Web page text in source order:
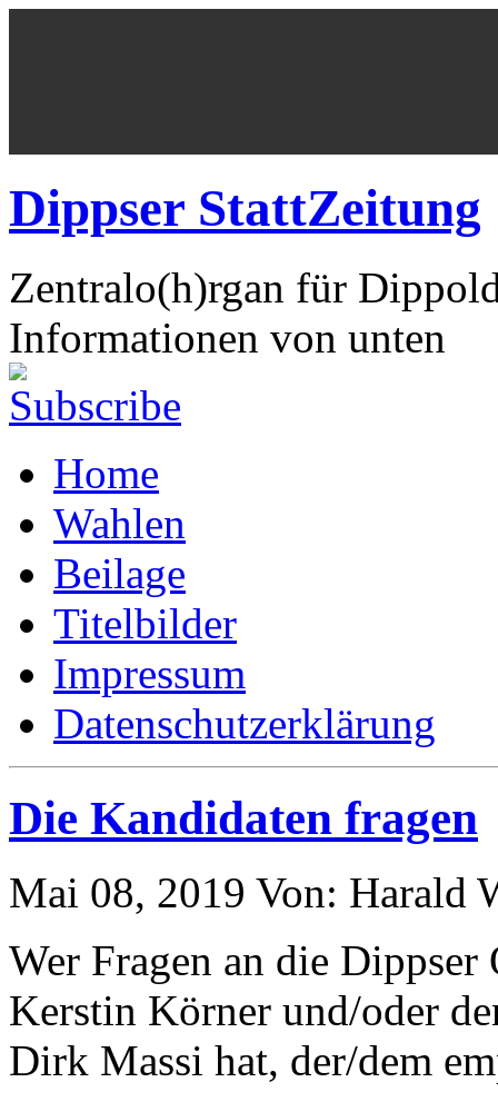
Dippser StattZeitung
Zentralo(h)rgan für
Informationen von unten
Home
Wahlen
Beilage
Titelbilder
Impressum
Datenschutzerklärung
Die Kandidaten fragen
Mai 08, 2019 Von: Harald
Wer Fragen an die
Kerstin Körner und/oder
Dirk Massi hat, der/dem